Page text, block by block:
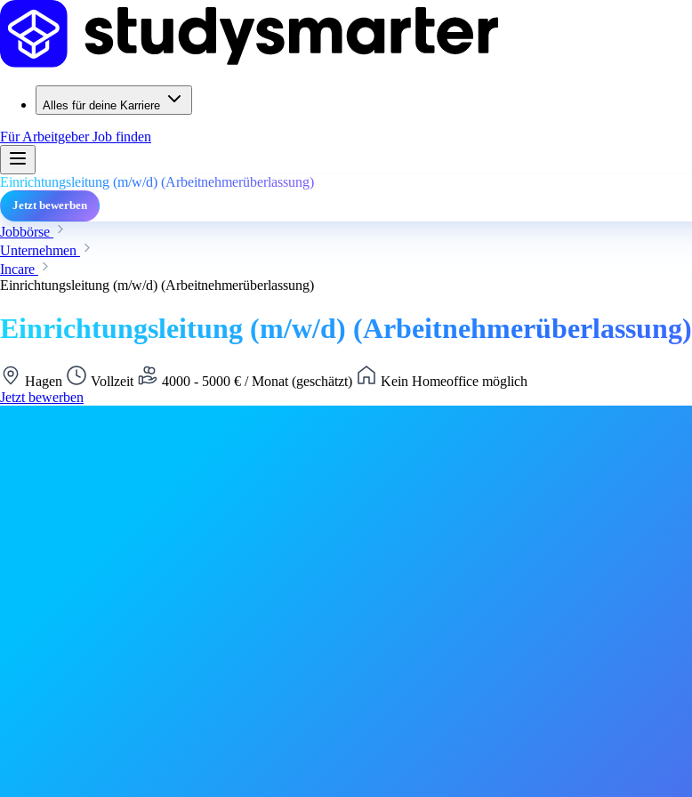
Alles für deine Karriere
Für ArbeitgeberJob finden
Einrichtungsleitung (m/w/d) (Arbeitnehmerüberlassung)
Jetzt bewerben
Jobbörse
Unternehmen
Incare
Einrichtungsleitung (m/w/d) (Arbeitnehmerüberlassung)
Einrichtungsleitung (m/w/d) (Arbeitnehmerüberlassung)
Hagen Vollzeit 4000 - 5000 € / Monat (geschätzt)
Kein Homeoffice möglich
Jetzt bewerben